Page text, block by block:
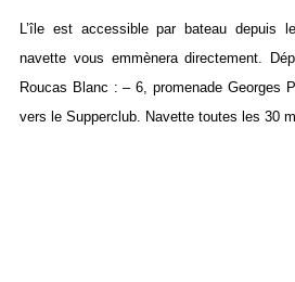
L’île est accessible par bateau depuis
navette vous emmènera directement.
Roucas Blanc : – 6, promenade Georges
vers le Supperclub. Navette toutes les 30